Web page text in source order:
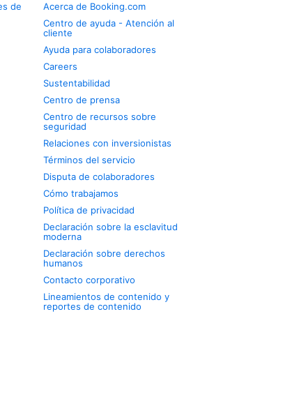
de
Acerca de Booking.com
Centro de ayuda - Atención al
cliente
Ayuda para colaboradores
Careers
Sustentabilidad
Centro de prensa
Centro de recursos sobre
seguridad
Relaciones con inversionistas
Términos del servicio
Disputa de colaboradores
Cómo trabajamos
Política de privacidad
Declaración sobre la esclavitud
moderna
Declaración sobre derechos
humanos
Contacto corporativo
Lineamientos de contenido y
reportes de contenido